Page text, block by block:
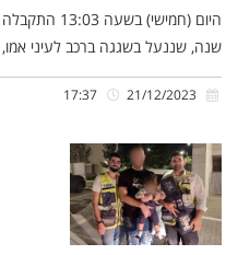
היום (חמישי)
שנה, שננעל בשגגה ברכב לעיני